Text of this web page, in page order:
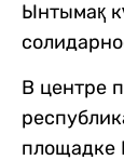
Ынтымақ
В центре
площадке